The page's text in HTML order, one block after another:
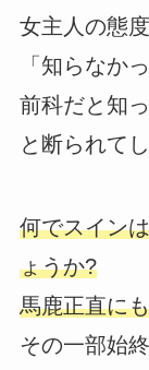
女主人の態
「知らなか
前科だと知
と断られてし
何でスイン
ょうか?
馬鹿正直に
その一部始